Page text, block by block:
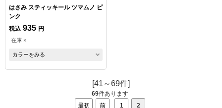
はさみ スティッキール ツマムノ ピ
ンク
税込 935 円
在庫 ×
カラーをみる
[41～69件]
69件あります
最初
前 1 2